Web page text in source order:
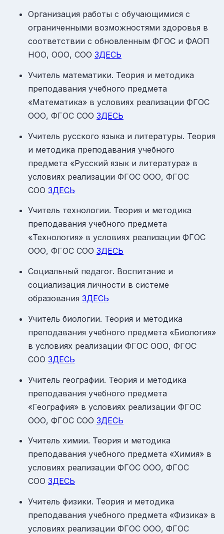
Организация работы с обучающимися с
ограниченными возможностями здоровья в
соответствии с обновленным ФГОС и ФАОП
НОО, ООО, СОО ЗДЕСЬ
Учитель математики. Теория и методика
преподавания учебного предмета
«Математика» в условиях реализации ФГОС
ООО, ФГОС СОО ЗДЕСЬ
Учитель русского языка и литературы. Теория
и методика преподавания учебного
предмета «Русский язык и литература» в
условиях реализации ФГОС ООО, ФГОС
СОО ЗДЕСЬ
Учитель технологии. Теория и методика
преподавания учебного предмета
«Технология» в условиях реализации ФГОС
ООО, ФГОС СОО ЗДЕСЬ
Социальный педагог. Воспитание и
социализация личности в системе
образования ЗДЕСЬ
Учитель биологии. Теория и методика
преподавания учебного предмета «Биология»
в условиях реализации ФГОС ООО, ФГОС
СОО ЗДЕСЬ
Учитель географии. Теория и методика
преподавания учебного предмета
«География» в условиях реализации ФГОС
ООО, ФГОС СОО ЗДЕСЬ
Учитель химии. Теория и методика
преподавания учебного предмета «Химия» в
условиях реализации ФГОС ООО, ФГОС
СОО ЗДЕСЬ
Учитель физики. Теория и методика
преподавания учебного предмета «Физика» в
условиях реализации ФГОС ООО, ФГОС